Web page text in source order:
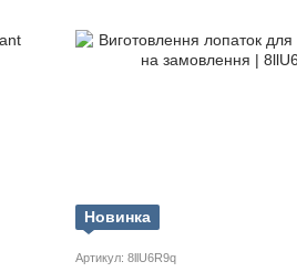
Новинка
Артикул: 8llU6R9q